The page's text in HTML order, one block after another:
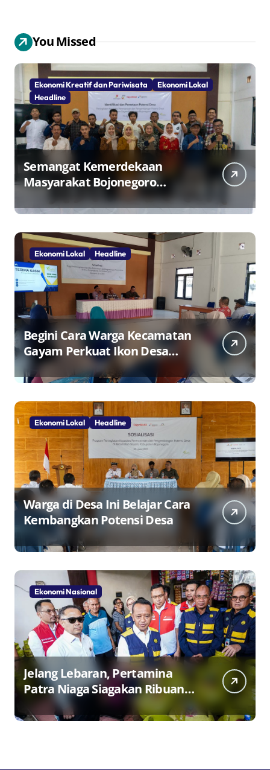
You Missed
Ekonomi Kreatif dan Pariwisata
Ekonomi Lokal
Headline
Semangat Kemerdekaan
Masyarakat Bojonegoro
Bangun Desa Mandiri Ekonomi
Ekonomi Lokal Headline
Begini Cara Warga Kecamatan
Gayam Perkuat Ikon Desa
Penggerak Ekonomi Lokal
Melalui TPID
Ekonomi Lokal Headline
Warga di Desa Ini Belajar Cara
Kembangkan Potensi Desa
Ekonomi Nasional
Jelang Lebaran, Pertamina
Patra Niaga Siagakan Ribuan
Agen dan Pangkalan LPG 3 Kg